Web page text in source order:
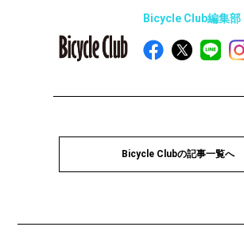
Bicycle Club編集部
Bicycle Clubの記事一覧へ